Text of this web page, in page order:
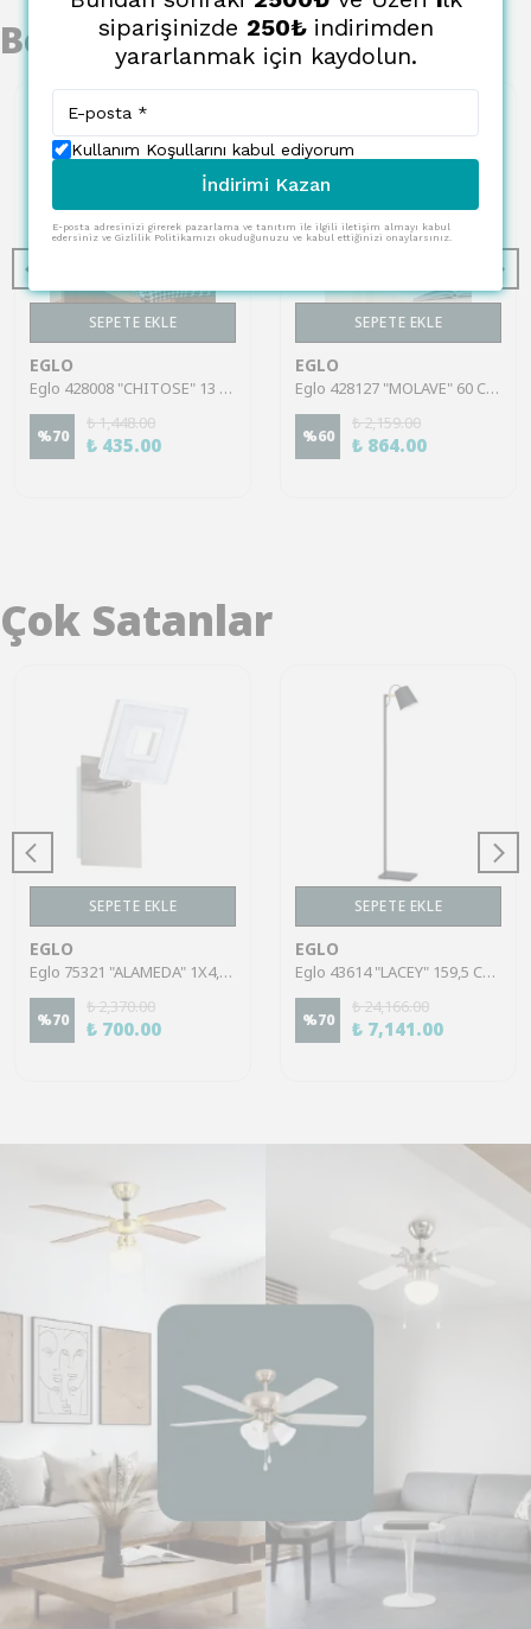
Benzer Ürünler
SEPETE EKLE
EGLO
Eglo 428008 "CHITOSE" 13 Cm Yüksekliğinde Plastik Gri Saksıda Yapay Çiçek
%70
₺ 1,448.00
₺ 435.00
SEPETE EKLE
EGLO
Eglo 428127 "MOLAVE" 60 Cm Yüksekliğinde Tek Dal Yapay Çiçek
%60
₺ 2,159.00
₺ 864.00
Çok Satanlar
SEPETE EKLE
EGLO
Eglo 75321 "ALAMEDA" 1X4,5W Çelik Nikel Mat Sıva Üstü Spot
%70
₺ 2,370.00
₺ 700.00
SEPETE EKLE
EGLO
Eglo 43614 "LACEY" 159,5 Cm Yüksekliğinde Çelik, Ahşap Köşe Lambası Lambader
%70
₺ 24,166.00
₺ 7,141.00
siparişinizde 250₺ indirimden
yararlanmak için kaydolun.
Kullanım Koşullarını kabul ediyorum
İndirimi Kazan
E-posta adresinizi girerek pazarlama ve tanıtım ile ilgili iletişim almayı kabul
edersiniz ve Gizlilik Politikamızı okuduğunuzu ve kabul ettiğinizi onaylarsınız.